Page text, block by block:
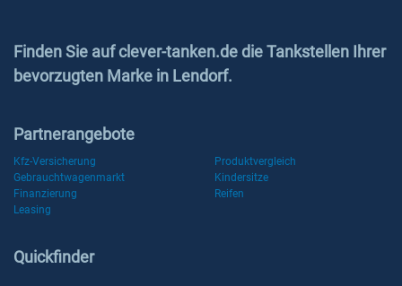
Finden Sie auf clever-tanken.de die Tankstellen Ihrer
bevorzugten Marke in Lendorf.
Partnerangebote
Kfz-Versicherung
Produktvergleich
Gebrauchtwagenmarkt
Kindersitze
Finanzierung
Reifen
Leasing
Quickfinder